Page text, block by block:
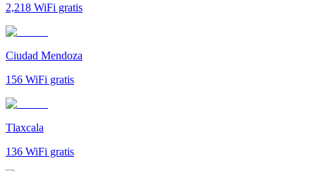
2,218 WiFi gratis
Ciudad Mendoza
156 WiFi gratis
Tlaxcala
136 WiFi gratis